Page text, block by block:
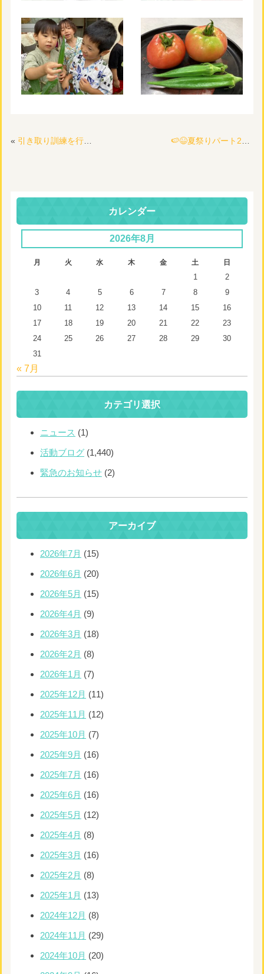
« 引き取り訓練を行いました！
カレンダー
2026年8月
月 火 水 木 金 土 日
1
2
3
4 5 6 7 8
9
10
11 12 13 14 15
16
17
18 19 20 21 22
23
24
25 26 27 28 29
30
31
« 7月
カテゴリ選択
ニュース (1)
活動ブログ (1,440)
緊急のお知らせ (2)
アーカイブ
2026年7月 (15)
2026年6月 (20)
2026年5月 (15)
2026年4月 (9)
2026年3月 (18)
2026年2月 (8)
2026年1月 (7)
2025年12月 (11)
2025年11月 (12)
2025年10月 (7)
2025年9月 (16)
2025年7月 (16)
2025年6月 (16)
2025年5月 (12)
2025年4月 (8)
2025年3月 (16)
2025年2月 (8)
2025年1月 (13)
2024年12月 (8)
2024年11月 (29)
2024年10月 (20)